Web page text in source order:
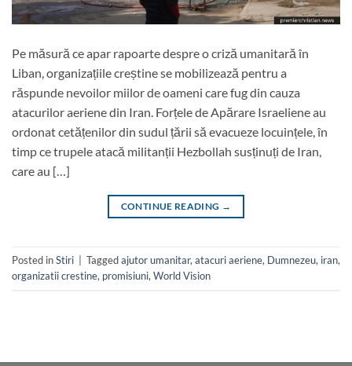
Pe măsură ce apar rapoarte despre o criză umanitară în
Liban, organizațiile creștine se mobilizează pentru a
răspunde nevoilor miilor de oameni care fug din cauza
atacurilor aeriene din Iran. Forțele de Apărare Israeliene au
ordonat cetățenilor din sudul țării să evacueze locuințele, în
timp ce trupele atacă militanții Hezbollah susținuți de Iran,
care au […]
CONTINUE READING →
Posted inStiri Taggedajutor umanitar, atacuri aeriene, Dumnezeu, iran,
organizatii crestine, promisiuni, World Vision